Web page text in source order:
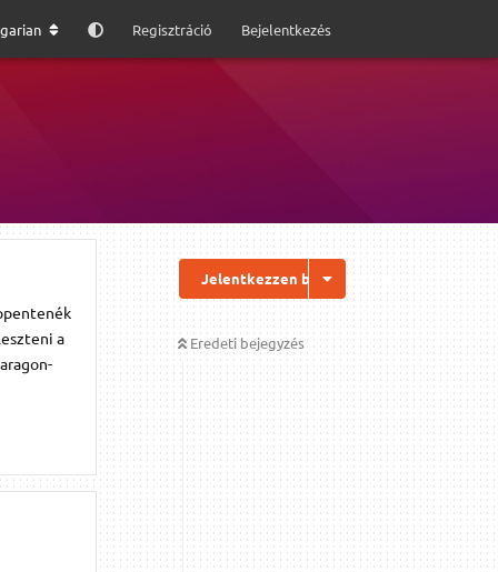
Regisztráció Bejelentkezés
Jelentkezzen be a válaszhoz
Eredeti bejegyzés
a